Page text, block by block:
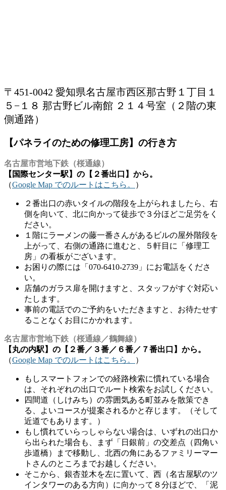
〒451-0042 愛知県名古屋市西区那古野１丁目１
５−１８ 那古野ビル南館 ２１４号室（２階の東
側通路）
【パネライのための修理工房】の行き方
名古屋市営地下鉄（桜通線）
【国際センター駅】の【２番出口】から。
（Google Map でのルートはこちら。 ）
２番出口の赤いタイルの階段を上がられましたら、右
側を向いて、北に向かって徒歩で３分ほどご足労をく
ださい。
１階にラーメンの藤一番さんがあるビルの屋外階段を
上がって、右側の通路に進むと、５軒目に「修理工
房」の看板がございます。
お困りの際には「070-6410-2739」にお電話をくださ
い。
店舗のガラス扉を開けますと、スタッフがすぐ対応い
たします。
事前の電話でのご予約をいただきますと、お待たせす
ることなくお目にかかれます。
名古屋市営地下鉄（桜通線／鶴舞線）
【丸の内駅】の【２番／３番／６番／７番出口】から。
（Google Map でのルートはこちら。 ）
もしスマートフォンでの経路検索に慣れている場合
は、それぞれの出口でルート検索をお試しください。
四間道（しけみち）の雰囲気ある町並みを散策でき
る、よいコースが提案されるかと存じます。（そして
近道でもあります。）
もし慣れていらっしゃらない場合は、いずれの出口か
ら出られた場合も、まず「日銀前」の交差点（四角い
歩道橋）まで移動し、北西の角にあるファミリーマー
トさんのところまでお越しください。
そこから、銀杏並木を左に置いて、西（名古屋駅のツ
インタワーのある方向）に向かって８分ほどで、「泥